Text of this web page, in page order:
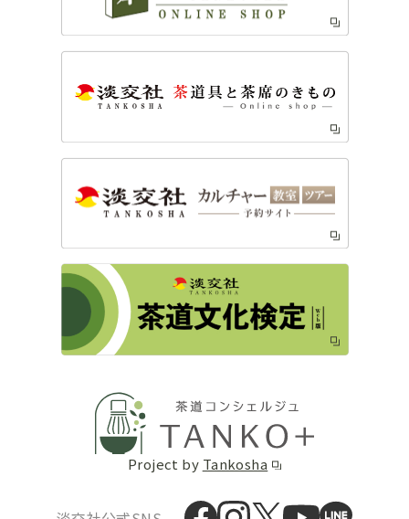
Project by Tankosha